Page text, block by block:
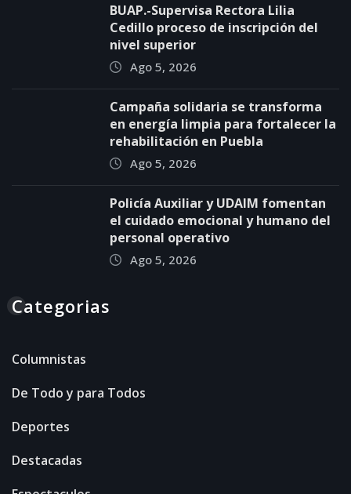
BUAP.-Supervisa Rectora Lilia
Cedillo proceso de inscripción del
nivel superior
Ago 5, 2026
Campaña solidaria se transforma
en energía limpia para fortalecer la
rehabilitación en Puebla
Ago 5, 2026
Policía Auxiliar y UDAIM fomentan
el cuidado emocional y humano del
personal operativo
Ago 5, 2026
Categorias
Columnistas
De Todo y para Todos
Deportes
Destacadas